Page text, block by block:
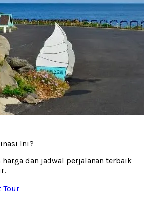
Ini?
harga dan jadwal perjalanan terbaik
Tour